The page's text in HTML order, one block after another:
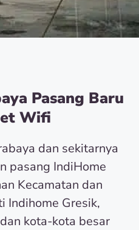
Pasang Baru
Wifi
dan sekitarnya
pasang IndiHome
Kecamatan dan
Indihome Gresik,
kota-kota besar